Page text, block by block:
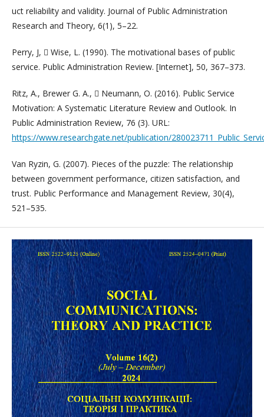
uct reliability and validity. Journal of Public Administration
Research and Theory, 6(1), 5–22.
Perry, J,  Wise, L. (1990). The motivational bases of public
service. Public Administration Review. [Internet], 50, 367–373.
Ritz, A., Brewer G. A.,  Neumann, O. (2016). Public Service
Motivation: A Systematic Literature Review and Outlook. In
Public Administration Review, 76 (3). URL:
https://www.researchgate.net/publication/
Van Ryzin, G. (2007). Pieces of the puzzle: The relationship
between government performance, citizen satisfaction, and
trust. Public Performance and Management Review, 30(4),
521–535.